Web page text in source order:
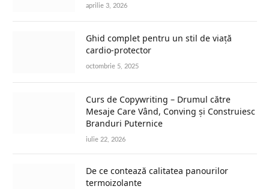
aprilie 3, 2026
Ghid complet pentru un stil de viață
cardio-protector
octombrie 5, 2025
Curs de Copywriting – Drumul către
Mesaje Care Vând, Conving și Construiesc
Branduri Puternice
iulie 22, 2026
De ce contează calitatea panourilor
termoizolante